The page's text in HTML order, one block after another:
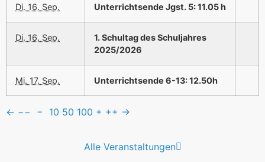
Di. 16. Sep. Unterrichtsende Jgst. 5: 11.05 h
Di. 16. Sep.
1. Schultag des Schuljahres
2025/2026
Mi. 17. Sep. Unterrichtsende 6-13: 12.50h
← −− − 10 50 100 + ++ →
Alle Veranstaltungen